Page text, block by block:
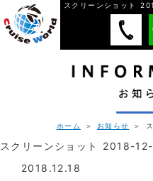
ホーム ＞ お知らせ ＞
スクリーンショット 2018-
2018.12.18